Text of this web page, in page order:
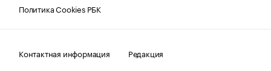
Политика Cookies РБК
Контактная информация Редакция